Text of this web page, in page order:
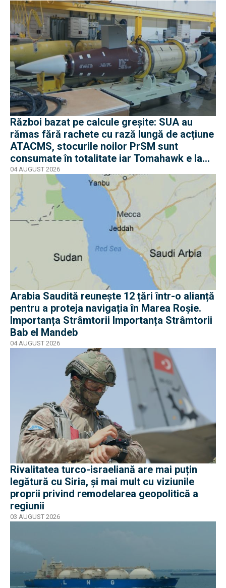
Război bazat pe calcule greșite: SUA au
rămas fără rachete cu rază lungă de acțiune
ATACMS, stocurile noilor PrSM sunt
consumate în totalitate iar Tomahawk e la
jumătate
04 AUGUST 2026
Arabia Saudită reunește 12 țări într-o alianță
pentru a proteja navigația în Marea Roșie.
Importanța Strâmtorii Importanța Strâmtorii
Bab el Mandeb
04 AUGUST 2026
Rivalitatea turco-israeliană are mai puțin
legătură cu Siria, și mai mult cu viziunile
proprii privind remodelarea geopolitică a
regiunii
03 AUGUST 2026